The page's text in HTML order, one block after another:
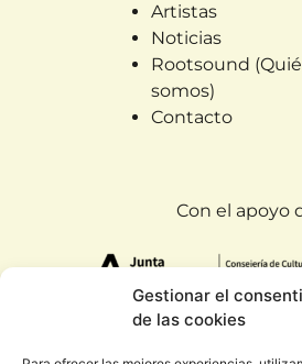
Gestionar el
de las cookies
Artistas
Noticias
Rootsound
somos)
Contacto
Con el apoyo